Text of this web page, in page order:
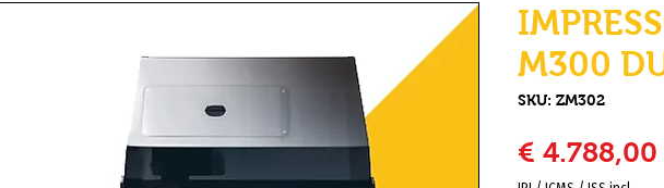
M300
SKU: ZM302
€ 4.788,00